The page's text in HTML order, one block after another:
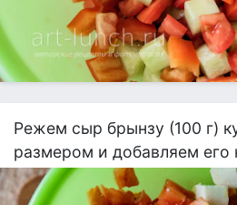
Режем сыр брынзу (100 г)
размером и добавляем его